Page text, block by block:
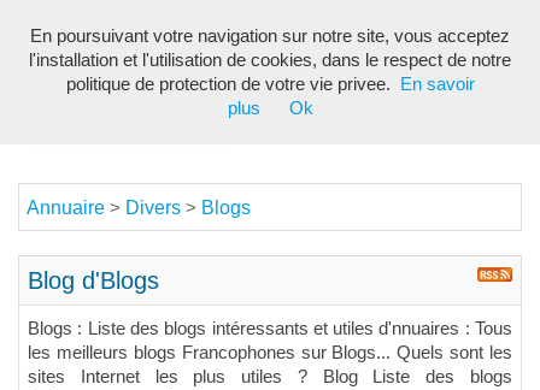
Annuaire > Divers > Blogs
Blog d'Blogs
Blogs : Liste des blogs intéressants et utiles d'nnuaires : Tous
les meilleurs blogs Francophones sur Blogs... Quels sont les
sites Internet les plus utiles ? Blog Liste des blogs
En poursuivant votre navigation sur notre site, vous acceptez
l'installation et l'utilisation de cookies, dans le respect de notre
politique de protection de votre vie privee.
En savoir
plus
Ok